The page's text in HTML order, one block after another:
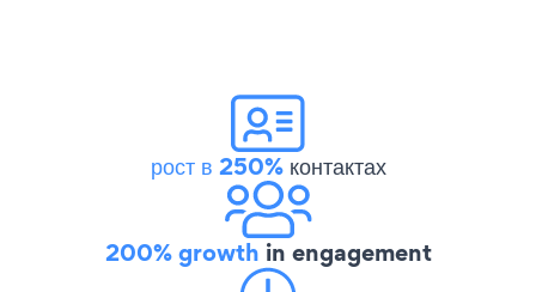
рост в 250%контактах
200% growth in engagement